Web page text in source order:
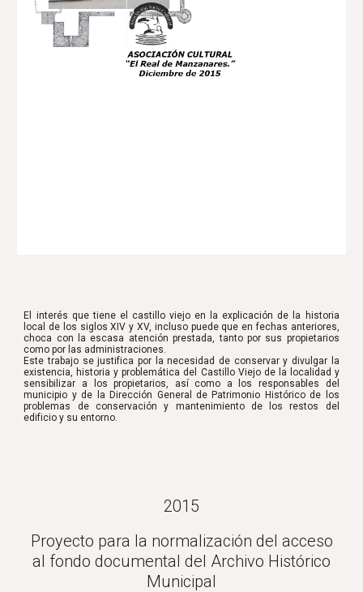
El interés que tiene el castillo viejo en la explicación de la historia
local de los siglos XIV y XV, incluso puede que en fechas anteriores,
choca con la escasa atención prestada, tanto por sus propietarios
como por las administraciones.
Este trabajo se justifica por la necesidad de conservar y divulgar la
existencia, historia y problemática del Castillo Viejo de la localidad y
sensibilizar a los propietarios, así como a los responsables del
municipio y de la Dirección General de Patrimonio Histórico de los
problemas de conservación y mantenimiento de los restos del
edificio y su entorno.
2015
Proyecto para la normalización del acceso
al fondo documental del Archivo Histórico
Municipal